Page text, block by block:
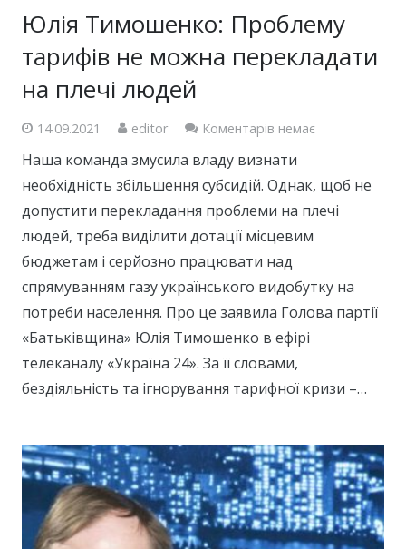
Юлія Тимошенко: Проблему
тарифів не можна перекладати
на плечі людей
14.09.2021 editor Коментарів немає
Наша команда змусила владу визнати
необхідність збільшення субсидій. Однак, щоб не
допустити перекладання проблеми на плечі
людей, треба виділити дотації місцевим
бюджетам і серйозно працювати над
спрямуванням газу українського видобутку на
потреби населення. Про це заявила Голова партії
«Батьківщина» Юлія Тимошенко в ефірі
телеканалу «Україна 24». За її словами,
бездіяльність та ігнорування тарифної кризи –…